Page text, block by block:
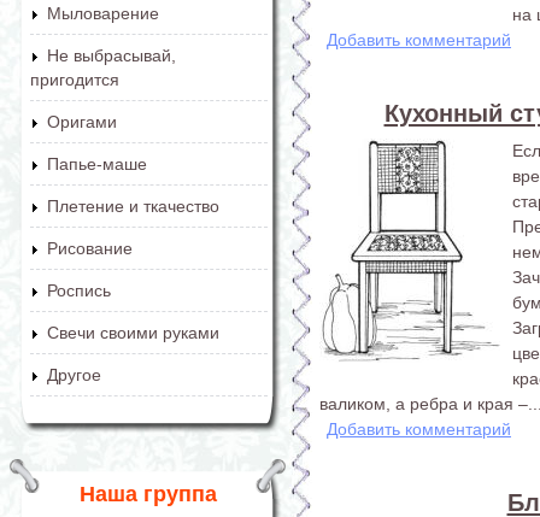
Мыловарение
Не выбрасывай,
пригодится
Оригами
Папье-маше
Плетение и ткачество
Рисование
Роспись
Свечи своими руками
Другое
Наша группа
на
Добавить комментарий
Кухонный
валиком, а ребра и края
Добавить комментарий